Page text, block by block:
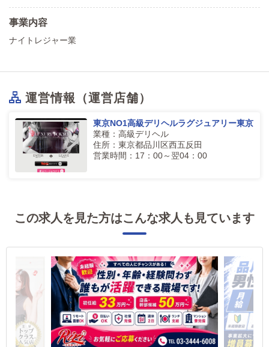
事業内容
ナイトレジャー業
運営情報（運営店舗）
東京NO1高級デリヘルラグジュアリー東京
業種：高級デリヘル
住所：東京都品川区西五反田
営業時間：17：00～翌04：00
この求人を見た方はこんな求人も見ています